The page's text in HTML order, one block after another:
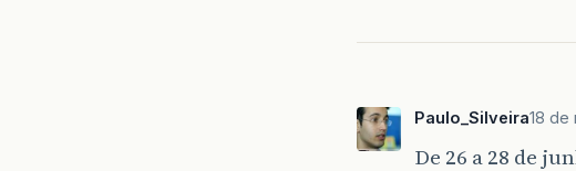
Paulo_Silveira18 de
De 26 a 28 de